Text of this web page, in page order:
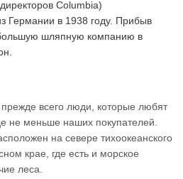
Columbia)
Германии в 1938 году. Прибыв
шляпную компанию в
всего люди, которые любят
не меньше наших покупателей.
на севере тихоокеанского
крае, где есть и морское
леса.